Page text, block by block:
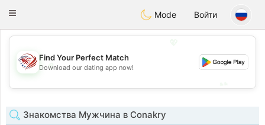
Dating
Toggle
Mode Войти
💖
💕
Find Your Perfect Match
Download our dating app now!
Знакомства Мужчина в Conakry